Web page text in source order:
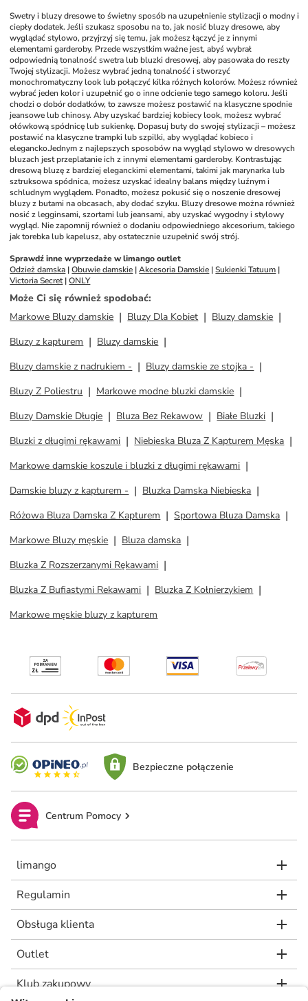
Swetry i bluzy dresowe to świetny sposób na uzupełnienie stylizacji o modny i
ciepły dodatek. Jeśli szukasz sposobu na to, jak nosić bluzy dresowe, aby
wyglądać stylowo, przyjrzyj się temu, jak możesz łączyć je z innymi
elementami garderoby. Przede wszystkim ważne jest, abyś wybrał
odpowiednią tonalność swetra lub bluzki dresowej, aby pasowała do reszty
Twojej stylizacji. Możesz wybrać jedną tonalność i stworzyć
monochromatyczny look lub połączyć kilka różnych kolorów. Możesz również
wybrać jeden kolor i uzupełnić go o inne odcienie tego samego koloru. Jeśli
chodzi o dobór dodatków, to zawsze możesz postawić na klasyczne spodnie
jeansowe lub chinosy. Aby uzyskać bardziej kobiecy look, możesz wybrać
ołówkową spódnicę lub sukienkę. Dopasuj buty do swojej stylizacji – możesz
postawić na klasyczne trampki lub szpilki, aby wyglądać kobieco i
elegancko.Jednym z najlepszych sposobów na wygląd stylowo w dresowych
bluzach jest przeplatanie ich z innymi elementami garderoby. Kontrastując
dresową bluzę z bardziej eleganckimi elementami, takimi jak marynarka lub
sztruksowa spódnica, możesz uzyskać idealny balans między luźnym i
schludnym wyglądem. Ponadto, możesz pokusić się o noszenie dresowej
bluzy z butami na obcasach, aby dodać szyku. Bluzy dresowe można również
nosić z legginsami, szortami lub jeansami, aby uzyskać wygodny i stylowy
wygląd. Nie zapomnij również o dodaniu odpowiedniego akcesorium, takiego
jak torebka lub kapelusz, aby ostatecznie uzupełnić swój strój.
Sprawdź inne wyprzedaże w limango outlet
Odzież damska | Obuwie damskie | Akcesoria Damskie | Sukienki Tatuum
Victoria Secret | ONLY
Może Ci się również spodobać:
Markowe Bluzy damskie
Bluzy Dla Kobiet
Bluzy damskie
Bluzy z kapturem
Bluzy damskie
Bluzy damskie z nadrukiem -
Bluzy damskie ze stojka -
Bluzy Z Poliestru
Markowe modne bluzki damskie
Bluzy Damskie Długie
Bluza Bez Rekawow
Białe Bluzki
Bluzki z długimi rękawami
Niebieska Bluza Z Kapturem Męska
Markowe damskie koszule i bluzki z długimi rękawami
Damskie bluzy z kapturem -
Bluzka Damska Niebieska
Różowa Bluza Damska Z Kapturem
Sportowa Bluza Damska
Markowe Bluzy męskie
Bluza damska
Bluzka Z Rozszerzanymi Rękawami
Bluzka Z Bufiastymi Rekawami
Bluzka Z Kołnierzykiem
Markowe męskie bluzy z kapturem
Bezpieczne połączenie
Centrum Pomocy
limango
Regulamin
Obsługa klienta
Outlet
Klub zakupowy